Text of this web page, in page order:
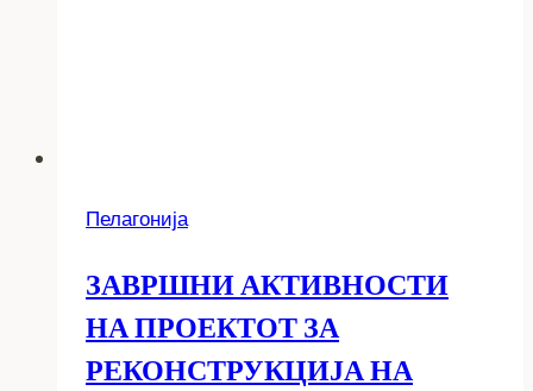
Пелагонија
ЗАВРШНИ АКТИВНОСТИ
НА ПРОЕКТОТ ЗА
РЕКОНСТРУКЦИЈА НА